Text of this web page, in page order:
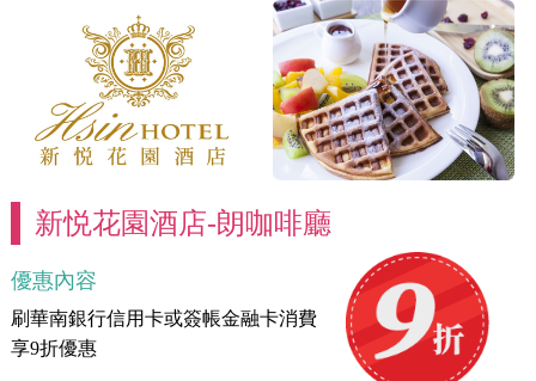
新悦花園酒店-朗咖啡廳
優惠內容
刷華南銀行信用卡或簽帳金融卡消費
享9折優惠